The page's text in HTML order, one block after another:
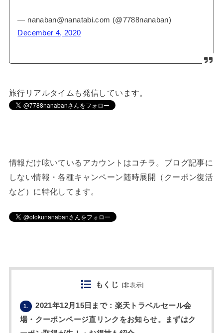
— nanaban@nanatabi.com (@7788nanaban)
December 4, 2020
旅行リアルタイムも発信しています。
情報だけ呟いているアカウントはコチラ。ブログ記事に
しない情報・各種キャンペーン随時展開（クーポン復活
など）に特化してます。
もくじ [非表示]
1.
2021年12月15日まで：楽天トラベルセール会
場・クーポンページ直リンクをお知らせ。まずはク